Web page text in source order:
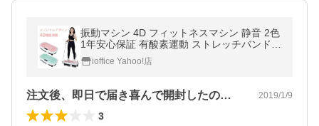
振動マシン 4D フィットネスマシン 静音 2色
1年安心保証 有酸素運動 ストレッチバンド
振動マシーン ダイエット 家庭用
ioffice Yahoo!店
注文後、即日で届き喜んで開封したのです… 2019/1/9
3